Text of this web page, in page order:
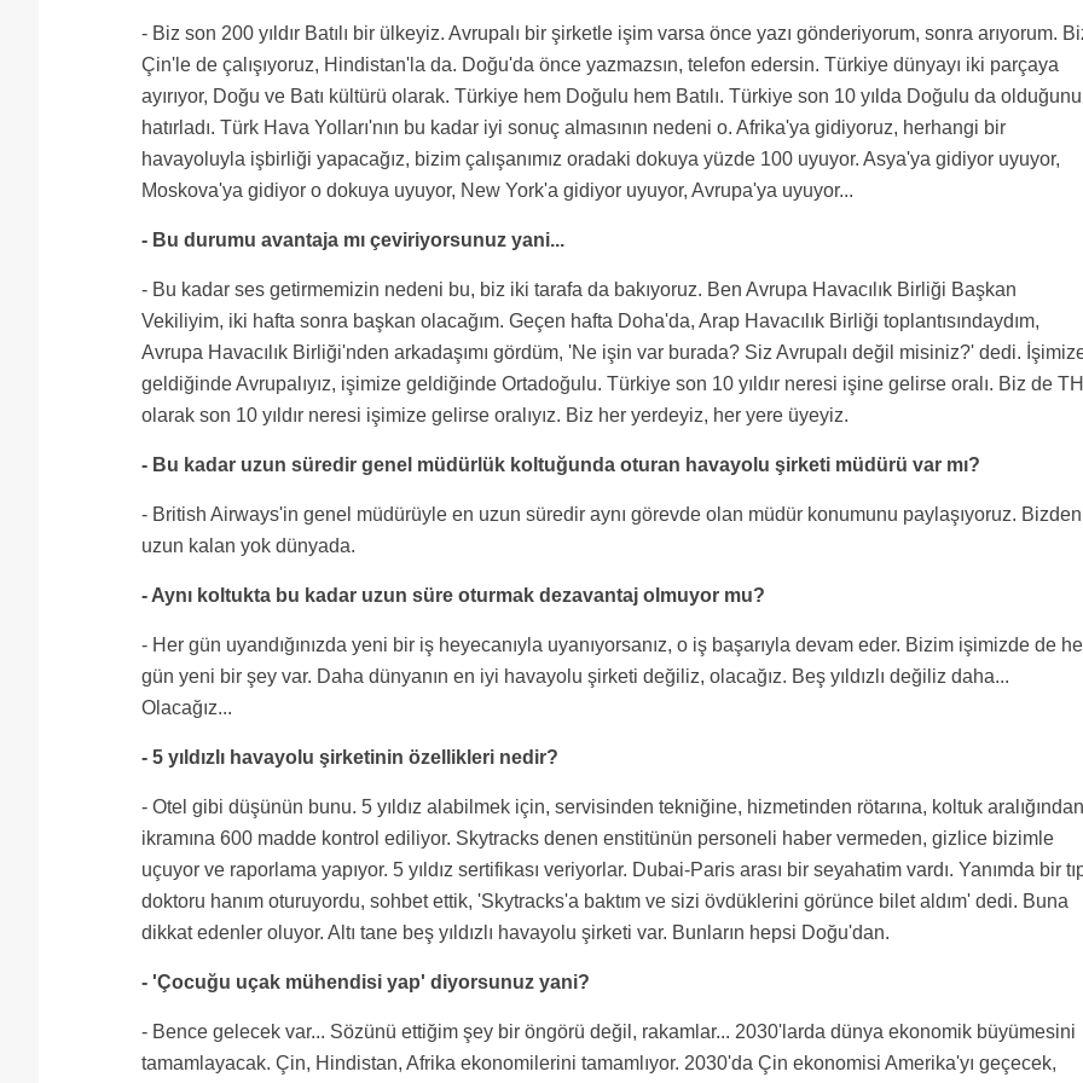
- Biz son 200 yıldır Batılı bir ülkeyiz. Avrupalı bir şirketle işim varsa önce yazı gönderiyorum, sonra arıyorum.
Çin'le de çalışıyoruz, Hindistan'la da. Doğu'da önce yazmazsın, telefon edersin. Türkiye dünyayı iki parçaya
ayırıyor, Doğu ve Batı kültürü olarak. Türkiye hem Doğulu hem Batılı. Türkiye son 10 yılda Doğulu da olduğunu
hatırladı. Türk Hava Yolları'nın bu kadar iyi sonuç almasının nedeni o. Afrika'ya gidiyoruz, herhangi bir
havayoluyla işbirliği yapacağız, bizim çalışanımız oradaki dokuya yüzde 100 uyuyor. Asya'ya gidiyor uyuyor,
Moskova'ya gidiyor o dokuya uyuyor, New York'a gidiyor uyuyor, Avrupa'ya uyuyor...
- Bu durumu avantaja mı çeviriyorsunuz yani...
- Bu kadar ses getirmemizin nedeni bu, biz iki tarafa da bakıyoruz. Ben Avrupa Havacılık Birliği Başkan
Vekiliyim, iki hafta sonra başkan olacağım. Geçen hafta Doha'da, Arap Havacılık Birliği toplantısındaydım,
Avrupa Havacılık Birliği'nden arkadaşımı gördüm, 'Ne işin var burada? Siz Avrupalı değil misiniz?' dedi.
geldiğinde Avrupalıyız, işimize geldiğinde Ortadoğulu. Türkiye son 10 yıldır neresi işine gelirse oralı. Biz de
olarak son 10 yıldır neresi işimize gelirse oralıyız. Biz her yerdeyiz, her yere üyeyiz.
- Bu kadar uzun süredir genel müdürlük koltuğunda oturan havayolu şirketi müdürü var mı?
- British Airways'in genel müdürüyle en uzun süredir aynı görevde olan müdür konumunu paylaşıyoruz. Bizden
uzun kalan yok dünyada.
- Aynı koltukta bu kadar uzun süre oturmak dezavantaj olmuyor mu?
- Her gün uyandığınızda yeni bir iş heyecanıyla uyanıyorsanız, o iş başarıyla devam eder. Bizim işimizde de
gün yeni bir şey var. Daha dünyanın en iyi havayolu şirketi değiliz, olacağız. Beş yıldızlı değiliz daha...
Olacağız...
- 5 yıldızlı havayolu şirketinin özellikleri nedir?
- Otel gibi düşünün bunu. 5 yıldız alabilmek için, servisinden tekniğine, hizmetinden rötarına, koltuk aralığından
ikramına 600 madde kontrol ediliyor. Skytracks denen enstitünün personeli haber vermeden, gizlice bizimle
uçuyor ve raporlama yapıyor. 5 yıldız sertifikası veriyorlar. Dubai-Paris arası bir seyahatim vardı. Yanımda bir
doktoru hanım oturuyordu, sohbet ettik, 'Skytracks'a baktım ve sizi övdüklerini görünce bilet aldım' dedi. Buna
dikkat edenler oluyor. Altı tane beş yıldızlı havayolu şirketi var. Bunların hepsi Doğu'dan.
- 'Çocuğu uçak mühendisi yap' diyorsunuz yani?
- Bence gelecek var... Sözünü ettiğim şey bir öngörü değil, rakamlar... 2030'larda dünya ekonomik büyümesini
tamamlayacak. Çin, Hindistan, Afrika ekonomilerini tamamlıyor. 2030'da Çin ekonomisi Amerika'yı geçecek,